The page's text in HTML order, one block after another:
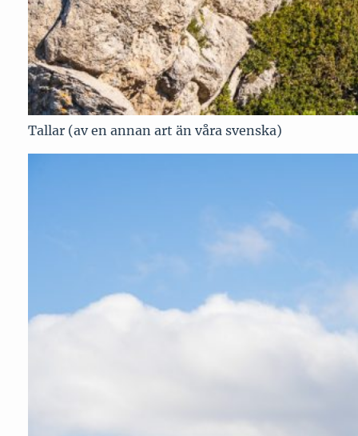
Tallar (av en annan art än våra svenska)